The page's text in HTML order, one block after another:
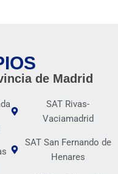
de Madrid
SAT Rivas-
Vaciamadrid
SAT San Fernando de
Henares